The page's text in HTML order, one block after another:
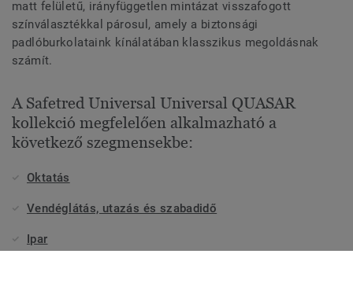
matt felületű, irányfüggetlen mintázat visszafogott
színválasztékkal párosul, amely a biztonsági
padlóburkolataink kínálatában klasszikus megoldásnak
számít.
A Safetred Universal Universal QUASAR
kollekció megfelelően alkalmazható a
következő szegmensekbe:
Oktatás
Vendéglátás, utazás és szabadidő
Ipar